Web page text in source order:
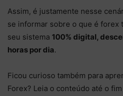
Assim, é justamente nesse
se informar sobre o que é forex
seu sistema 100% digital,
horas por dia.
Ficou curioso também para
Forex? Leia o conteúdo até o